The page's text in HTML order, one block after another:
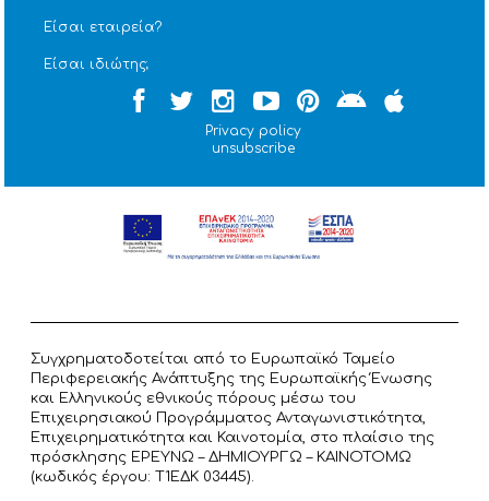
Είσαι εταιρεία?
Είσαι ιδιώτης;
Privacy policy
unsubscribe
Συγχρηματοδοτείται από το Ευρωπαϊκό Ταμείο
Περιφερειακής Ανάπτυξης της Ευρωπαϊκής Ένωσης
και Ελληνικούς εθνικούς πόρους μέσω του
Επιχειρησιακού Προγράμματος Ανταγωνιστικότητα,
Επιχειρηματικότητα και Καινοτομία, στο πλαίσιο της
πρόσκλησης ΕΡΕΥΝΩ – ΔΗΜΙΟΥΡΓΩ – ΚΑΙΝΟΤΟΜΩ
(κωδικός έργου: T1ΕΔΚ 03445).